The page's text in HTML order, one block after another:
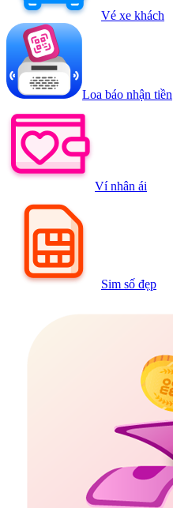
Vé xe khách
Loa báo nhận tiền
Ví nhân ái
Sim số đẹp